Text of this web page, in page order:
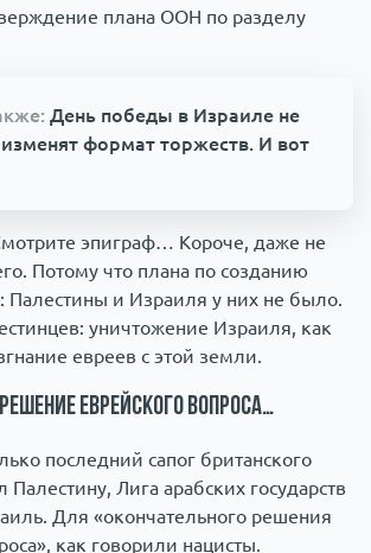
плана ООН по разделу
День победы в Израиле не
формат торжеств. И вот
эпиграф… Короче, даже не
Потому что плана по созданию
Палестины и Израиля у них не было.
уничтожение Израиля, как
евреев с этой земли.
еврейского вопроса…
последний сапог британского
Палестину, Лига арабских государств
Для «окончательного решения
как говорили нацисты.